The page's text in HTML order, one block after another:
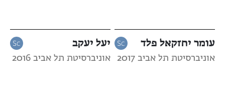
עומר יחזקאל פלד
אוניברסיטת תל אביב 2017
יעל יעקב
אוניברסיטת תל אביב 2016